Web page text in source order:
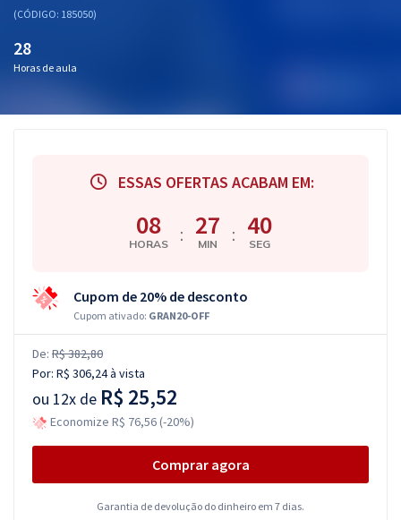
(CÓDIGO: 185050)
28
Horas de aula
ESSAS OFERTAS ACABAM EM:
08
HORAS : 27
MIN : 40
SEG
Cupom de 20% de desconto
Cupom ativado: GRAN20-OFF
De: R$ 382,80
Por: R$ 306,24à vista
ou 12x de R$ 25,52
Economize R$ 76,56 (-20%)
Comprar agora
Garantia de devolução do dinheiro em 7 dias.